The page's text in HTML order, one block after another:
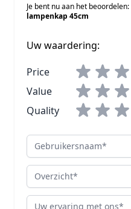
Je bent nu aan het beoordelen:
lampenkap 45cm
Uw waardering:
Price
Value
Quality
Gebruikersnaam
Overzicht
Review